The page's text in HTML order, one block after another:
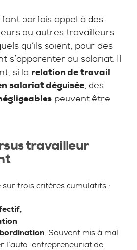
parfois appel à des
ou autres travailleurs
qu’ils soient, pour des
s’apparenter au salariat. Il
si la relation de travail
salariat déguisée, des
peuvent être
travailleur
sur trois critères cumulatifs :
. Souvent mis à mal
l’auto-entrepreneuriat de